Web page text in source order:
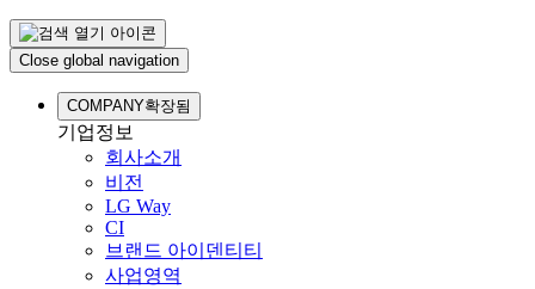
Close global navigation
COMPANY확장됨
기업정보
회사소개
비전
LG Way
CI
브랜드 아이덴티티
사업영역